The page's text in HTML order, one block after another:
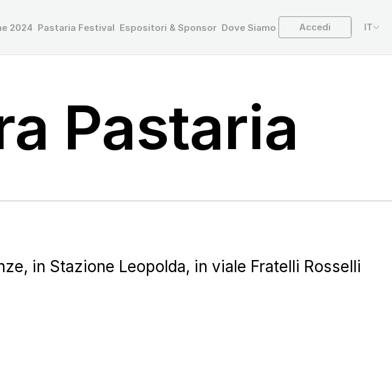
2024 Pastaria Festival Espositori & Sponsor Dove Siamo Accedi IT
Pastaria
in Stazione Leopolda, in viale Fratelli Rosselli